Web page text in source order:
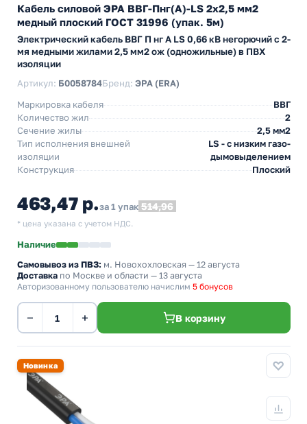
Кабель силовой ЭРА ВВГ-Пнг(А)-LS 2х2,5 мм2
медный плоский ГОСТ 31996 (упак. 5м)
Электрический кабель ВВГ П нг А LS 0,66 кВ негорючий с 2-
мя медными жилами 2,5 мм2 ож (одножильные) в ПВХ
изоляции
Артикул: Б0058784Бренд: ЭРА (ERA)
Маркировка кабеля
ВВГ
Количество жил
2
Сечение жилы
2,5 мм2
Тип исполнения внешней
изоляции
LS - с низким газо-
дымовыделением
Конструкция
Плоский
463,47 р.за 1 упак 514,96
* цена указана с учетом НДС.
Наличие
Самовывоз из ПВЗ: м. Новохохловская — 12 августа
Доставка по Москве и области — 13 августа
Авторизованному пользователю начислим 5 бонусов
− + В корзину
Новинка